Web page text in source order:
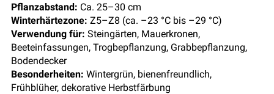
Pflanzabstand: Ca. 25–30 cm
Winterhärtezone: Z5–Z8 (ca. –23 °C bis –29 °C)
Verwendung für: Steingärten, Mauerkronen,
Beeteinfassungen, Trogbepflanzung, Grabbepflanzung,
Bodendecker
Besonderheiten: Wintergrün, bienenfreundlich,
Frühblüher, dekorative Herbstfärbung